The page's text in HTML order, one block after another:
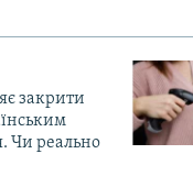
закрити
Чи реально